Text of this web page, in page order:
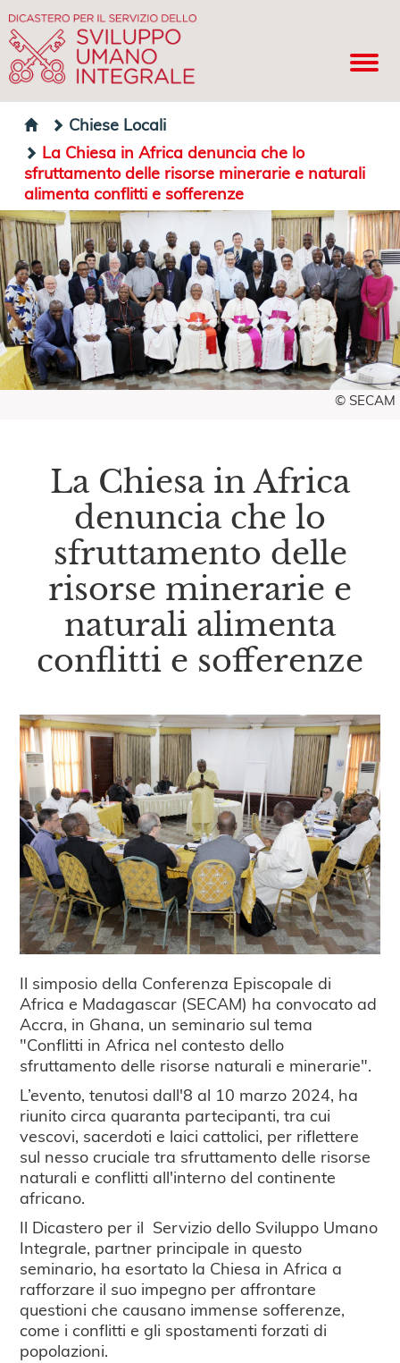
Chiese Locali
La Chiesa in Africa denuncia che lo
sfruttamento delle risorse minerarie e naturali
alimenta conflitti e sofferenze
© SECAM
La Chiesa in Africa
denuncia che lo
sfruttamento delle
risorse minerarie e
naturali alimenta
conflitti e sofferenze
Il simposio della Conferenza Episcopale di
Africa e Madagascar (SECAM) ha convocato ad
Accra, in Ghana, un seminario sul tema
"Conflitti in Africa nel contesto dello
sfruttamento delle risorse naturali e minerarie".
L’evento, tenutosi dall'8 al 10 marzo 2024, ha
riunito circa quaranta partecipanti, tra cui
vescovi, sacerdoti e laici cattolici, per riflettere
sul nesso cruciale tra sfruttamento delle risorse
naturali e conflitti all'interno del continente
africano.
Il Dicastero per il Servizio dello Sviluppo Umano
Integrale, partner principale in questo
seminario, ha esortato la Chiesa in Africa a
rafforzare il suo impegno per affrontare
questioni che causano immense sofferenze,
come i conflitti e gli spostamenti forzati di
popolazioni.